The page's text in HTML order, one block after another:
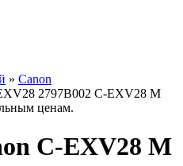
» Canon
2797B002 C-EXV28 M
ценам.
C-EXV28 M